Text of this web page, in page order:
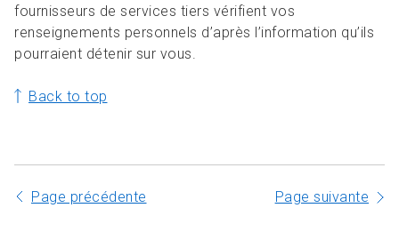
fournisseurs de services tiers vérifient vos
renseignements personnels d’après l’information qu’ils
pourraient détenir sur vous.
Back to top
Page précédente Page suivante